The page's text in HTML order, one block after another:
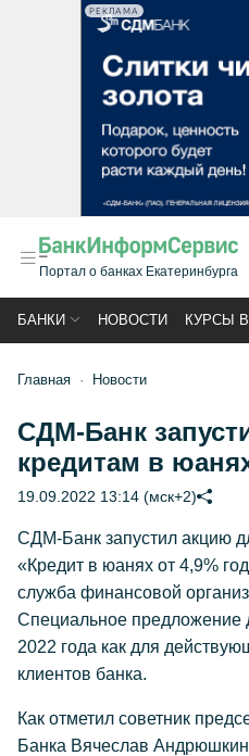
РЕКЛАМА
Портал о банках Екатеринбурга
БАНКИ НОВОСТИ КУРСЫ
Главная Новости
СДМ-Банк
кредитам в
19.09.2022 13:14 (мск+2)
СДМ-Банк запустил акцию
«Кредит в юанях от 4,9%
служба финансовой
Специальное предложение
2022 года как для
клиентов банка.
Как отметил советник
Банка Вячеслав